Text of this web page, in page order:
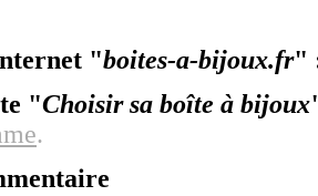
"boites-a-bijoux.fr"
"Choisir sa boîte à bijoux
.